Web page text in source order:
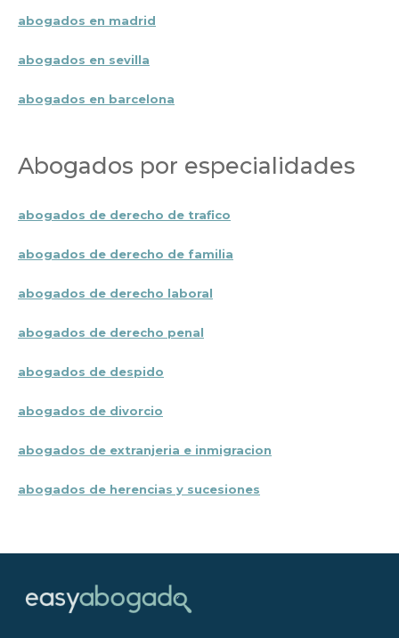
abogados en madrid
abogados en sevilla
abogados en barcelona
Abogados por especialidades
abogados de derecho de trafico
abogados de derecho de familia
abogados de derecho laboral
abogados de derecho penal
abogados de despido
abogados de divorcio
abogados de extranjeria e inmigracion
abogados de herencias y sucesiones